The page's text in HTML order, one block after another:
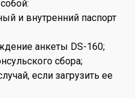
и внутренний паспорт
анкеты DS-160;
сбора;
если загрузить ее